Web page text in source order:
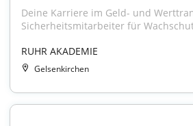
Deine Karriere im Geld- und
Sicherheitsmitarbeiter für
RUHR AKADEMIE
Gelsenkirchen